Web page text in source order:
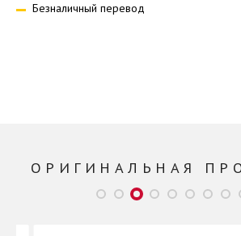
Безналичный перевод
ОРИГИНАЛЬНАЯ